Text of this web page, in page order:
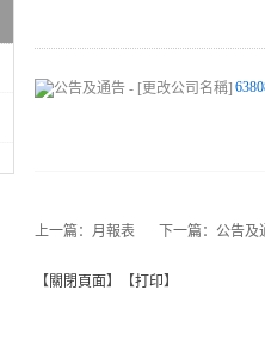
上一篇： 月報表 下一篇： 公告及
【 關閉頁面】【打印】